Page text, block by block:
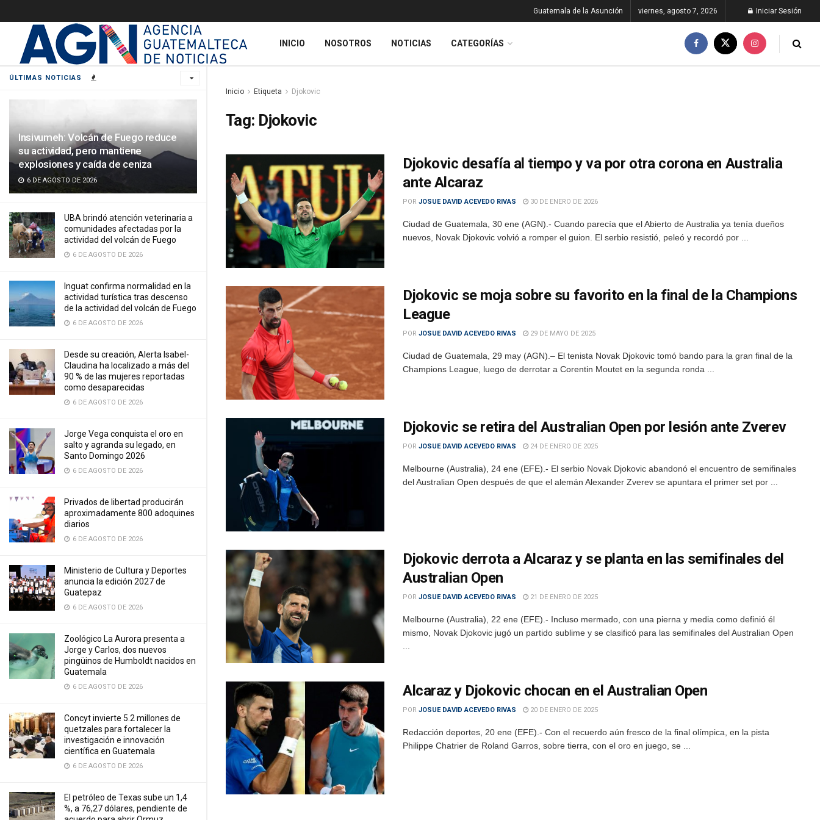
ÚLTIMAS NOTICIAS
Insivumeh: Volcán de Fuego reduce
su actividad, pero mantiene
explosiones y caída de ceniza
6 DE AGOSTO DE 2026
UBA brindó atención veterinaria a
comunidades afectadas por la
actividad del volcán de Fuego
6 DE AGOSTO DE 2026
Inguat confirma normalidad en la
actividad turística tras descenso
de la actividad del volcán de Fuego
6 DE AGOSTO DE 2026
Desde su creación, Alerta Isabel-
Claudina ha localizado a más del
90 % de las mujeres reportadas
como desaparecidas
6 DE AGOSTO DE 2026
Jorge Vega conquista el oro en
salto y agranda su legado, en
Santo Domingo 2026
6 DE AGOSTO DE 2026
Privados de libertad producirán
aproximadamente 800 adoquines
diarios
6 DE AGOSTO DE 2026
Ministerio de Cultura y Deportes
anuncia la edición 2027 de
Guatepaz
6 DE AGOSTO DE 2026
Zoológico La Aurora presenta a
Jorge y Carlos, dos nuevos
pingüinos de Humboldt nacidos en
Guatemala
6 DE AGOSTO DE 2026
Concyt invierte 5.2 millones de
quetzales para fortalecer la
investigación e innovación
científica en Guatemala
6 DE AGOSTO DE 2026
El petróleo de Texas sube un 1,4
%, a 76,27 dólares, pendiente de
Guatemala de la Asunción viernes, agosto 7, 2026 Iniciar Sesión
INICIO NOSOTROS NOTICIAS CATEGORÍAS
Inicio Etiqueta Djokovic
Tag: Djokovic
Djokovic desafía al tiempo y va por otra corona en Australia
ante Alcaraz
POR JOSUE DAVID ACEVEDO RIVAS 30 DE ENERO DE 2026
Ciudad de Guatemala, 30 ene (AGN).- Cuando parecía que el Abierto de Australia ya tenía dueños
nuevos, Novak Djokovic volvió a romper el guion. El serbio resistió, peleó y recordó por ...
Djokovic se moja sobre su favorito en la final de la Champions
League
POR JOSUE DAVID ACEVEDO RIVAS 29 DE MAYO DE 2025
Ciudad de Guatemala, 29 may (AGN).– El tenista Novak Djokovic tomó bando para la gran final de la
Champions League, luego de derrotar a Corentin Moutet en la segunda ronda ...
Djokovic se retira del Australian Open por lesión ante Zverev
POR JOSUE DAVID ACEVEDO RIVAS 24 DE ENERO DE 2025
Melbourne (Australia), 24 ene (EFE).- El serbio Novak Djokovic abandonó el encuentro de semifinales
del Australian Open después de que el alemán Alexander Zverev se apuntara el primer set por ...
Djokovic derrota a Alcaraz y se planta en las semifinales del
Australian Open
POR JOSUE DAVID ACEVEDO RIVAS 21 DE ENERO DE 2025
Melbourne (Australia), 22 ene (EFE).- Incluso mermado, con una pierna y media como definió él
mismo, Novak Djokovic jugó un partido sublime y se clasificó para las semifinales del Australian Open
Alcaraz y Djokovic chocan en el Australian Open
POR JOSUE DAVID ACEVEDO RIVAS 20 DE ENERO DE 2025
Redacción deportes, 20 ene (EFE).- Con el recuerdo aún fresco de la final olímpica, en la pista
Philippe Chatrier de Roland Garros, sobre tierra, con el oro en juego, se ...